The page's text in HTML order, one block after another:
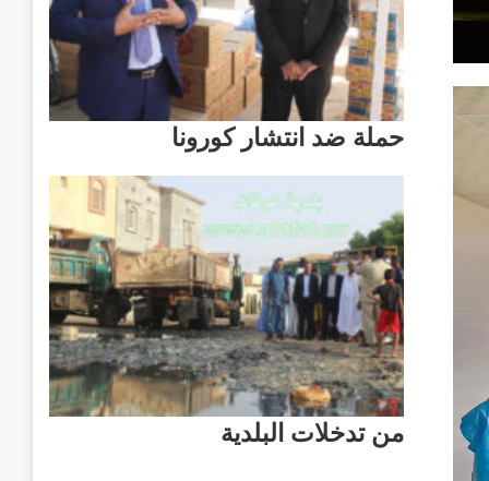
حملة ضد انتشار كورونا
من تدخلات البلدية